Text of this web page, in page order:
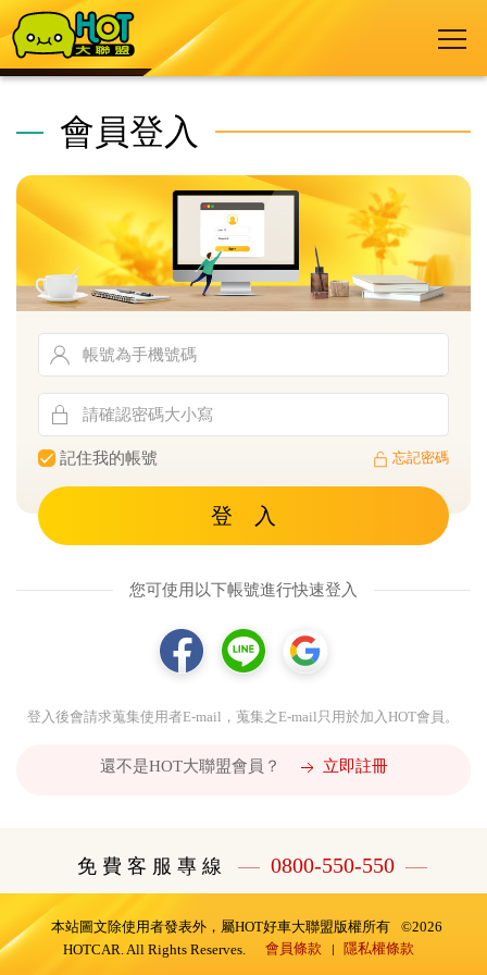
會員登入
記住我的帳號 忘記密碼
登 入
您可使用以下帳號進行快速登入
登入後會請求蒐集使用者E-mail，蒐集之E-mail只用於加入HOT會員。
還不是HOT大聯盟會員？ 立即註冊
免 費 客 服 專 線 0800-550-550
本站圖文除使用者發表外，屬HOT好車大聯盟版權所有
©2026
HOTCAR. All Rights Reserves.
會員條款 隱私權條款